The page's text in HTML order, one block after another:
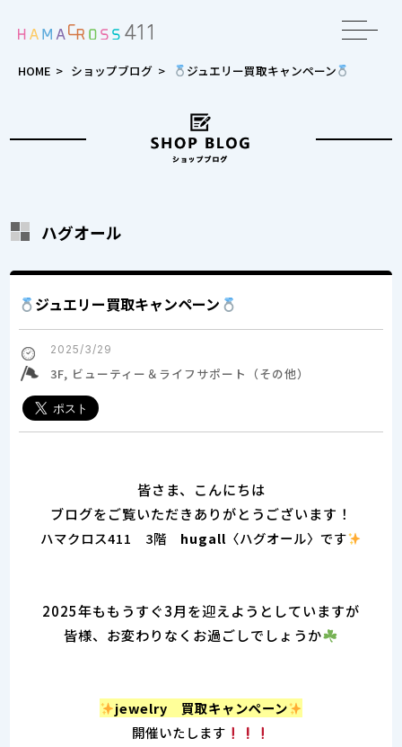
HOME > ショップブログ > ジュエリー買取キャンペーン
ハグオール
ジュエリー買取キャンペーン
2025/3/29
3F, ビューティー＆ライフサポート（その他）
皆さま、こんにちは
ブログをご覧いただきありがとうございます！
ハマクロス411 3階 hugall 〈ハグオール〉です
2025年ももうすぐ3月を迎えようとしていますが
皆様、お変わりなくお過ごしでしょうか
jewelry 買取キャンペーン
開催いたします